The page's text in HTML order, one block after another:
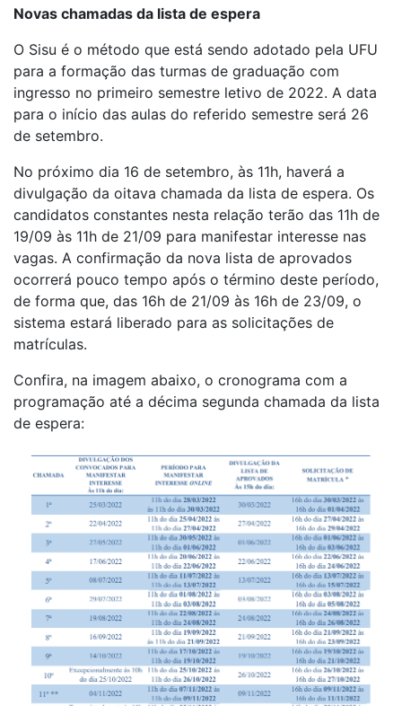
Novas chamadas da lista de espera
O Sisu é o método que está sendo adotado pela UFU
para a formação das turmas de graduação com
ingresso no primeiro semestre letivo de 2022. A data
para o início das aulas do referido semestre será 26
de setembro.
No próximo dia 16 de setembro, às 11h, haverá a
divulgação da oitava chamada da lista de espera. Os
candidatos constantes nesta relação terão das 11h de
19/09 às 11h de 21/09 para manifestar interesse nas
vagas. A confirmação da nova lista de aprovados
ocorrerá pouco tempo após o término deste período,
de forma que, das 16h de 21/09 às 16h de 23/09, o
sistema estará liberado para as solicitações de
matrículas.
Confira, na imagem abaixo, o cronograma com a
programação até a décima segunda chamada da lista
de espera: